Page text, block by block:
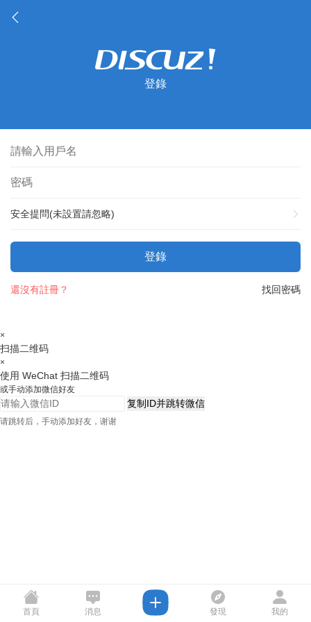
登錄
安全提問(未設置請忽略)
登錄
找回密碼
還沒有註冊？
×
扫描二维码
×
使用 WeChat 扫描二维码
或手动添加微信好友
复制ID并跳转微信
请跳转后，手动添加好友，谢谢
首頁 消息 發現 我的